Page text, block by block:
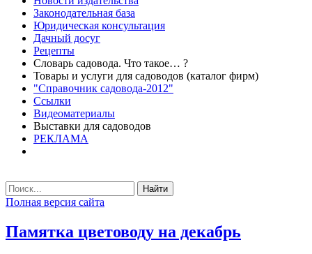
Законодательная база
Юридическая консультация
Дачный досуг
Рецепты
Словарь садовода. Что такое… ?
Товары и услуги для садоводов (каталог фирм)
"Справочник садовода-2012"
Ссылки
Видеоматериалы
Выставки для садоводов
РЕКЛАМА
Найти
Полная версия сайта
Памятка цветоводу на декабрь